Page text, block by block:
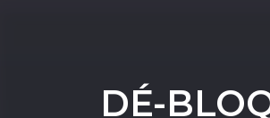
DÉ-